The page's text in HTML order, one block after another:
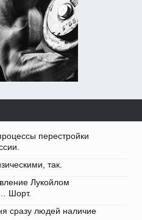
перестройки
так.
Лукойлом
Шорт.
сразу людей наличие